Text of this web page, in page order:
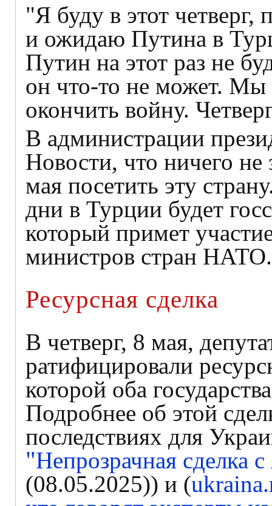
"Я буду в этот четверг,
и ожидаю Путина в
Путин на этот раз не
он что-то не может. Мы
окончить войну.
В администрации
Новости, что ничего не
мая посетить эту
дни в Турции будет
который примет
министров стран НАТО.
Ресурсная сделка
В четверг, 8 мая,
ратифицировали
которой оба
Подробнее об этой
последствиях для
"Непрозрачная сделка
(08.05.2025)) и (